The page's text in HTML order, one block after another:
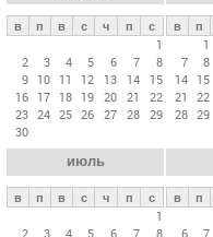
кв п в с ч п
с
1
2
3 4 5 6 7
8
9 10 11 12 13 14
15
16 17 18 19 20 21
22
23 24 25 26 27 28 29
30
в п
1
7
8
14 15
21
22
28 29
июль
в п в с ч п
с
1
2
3 4 5 6 7 8
в п
6
7